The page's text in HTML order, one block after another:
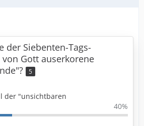
der Siebenten-Tags-
Gott auserkorene
5
der "unsichtbaren
40%